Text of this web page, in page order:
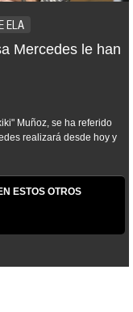
ELA
Mercedes le han
Muñoz, se ha referido
realizará desde hoy y
ESTOS OTROS